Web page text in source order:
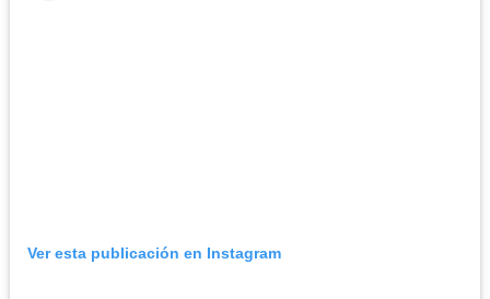
Ver esta publicación en Instagram